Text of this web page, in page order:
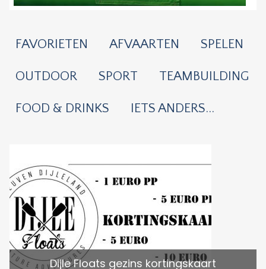
FAVORIETEN AFVAARTEN SPELEN
OUTDOOR SPORT TEAMBUILDING
FOOD & DRINKS IETS ANDERS...
Dijle Floats gezins kortingskaart